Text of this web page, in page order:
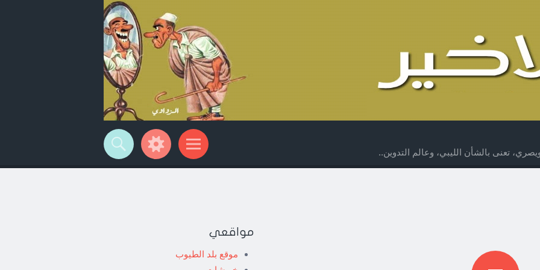
تعنى بالشأن الليبي، وعالم التدوين..
مواقعي
موقع بلد الطيوب